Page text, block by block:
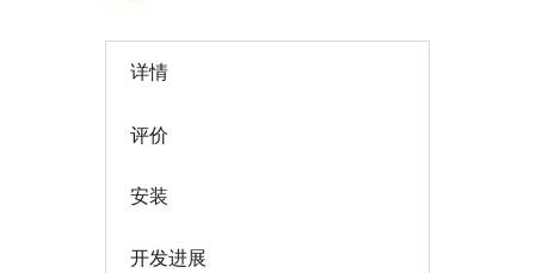
详情
评价
安装
开发进展